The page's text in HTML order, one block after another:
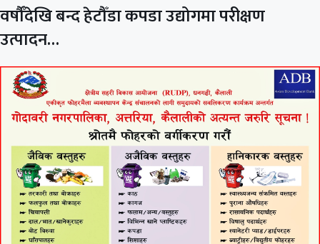
वर्षौँदेखि बन्द हेटौँडा कपडा उद्योगमा परीक्षण
उत्पादन…